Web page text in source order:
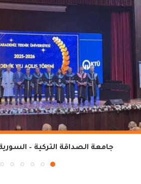
جامعة الصداقة التركية –